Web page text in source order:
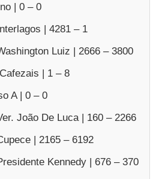
| 0 – 0
| 4281 – 1
Luiz | 2666 – 3800
| 1 – 8
A | 0 – 0
João De Luca | 160 – 2266
| 2165 – 6192
Kennedy | 676 – 370